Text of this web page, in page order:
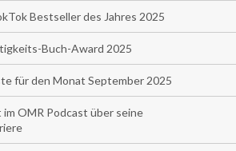
Bestseller des Jahres 2025
Buch-Award 2025
für den Monat September 2025
OMR Podcast über seine